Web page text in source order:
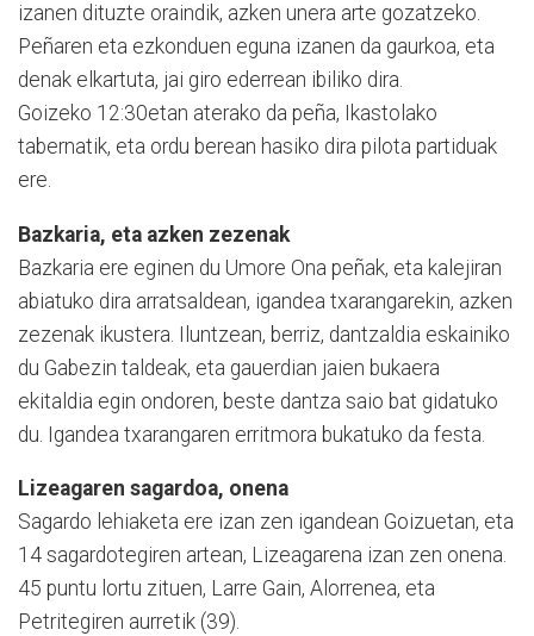
izanen dituzte oraindik, azken unera arte go­za­tzeko.
Peñaren eta ezkonduen eguna izanen da gaurkoa, eta
denak elkartuta, jai giro ederrean ibiliko dira.
Goizeko 12:30etan aterako da peña, Ikastolako
tabernatik, eta ordu berean hasiko dira pilota partiduak
ere.
Bazkaria, eta azken zezenak
Bazkaria ere eginen du Umore Ona peñak, eta kalejiran
abiatuko dira arratsaldean, igandea txarangarekin, azken
zezenak ikustera. Iluntzean, berriz, dan­tzaldia eskainiko
du Gabezin taldeak, eta gauerdian jaien bukaera
ekitaldia egin ondoren, beste dantza saio bat gidatuko
du. Igandea txarangaren erritmora bukatuko da festa.
Lizeagaren sagardoa, onena
Sagardo lehiaketa ere izan zen igan­dean Goizuetan, eta
14 sa­gar­dotegiren artean, Lizea­ga­re­na izan zen onena.
45 puntu lor­tu zituen, Larre Gain, Alorrenea, eta
Petritegiren aurretik (39).